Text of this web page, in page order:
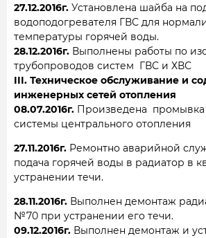
27.12.2016г. Установлена шайба на
водоподогревателя ГВС для
температуры горячей воды.
28.12.2016г. Выполнены работы по
трубопроводов систем ГВС и ХВС
III. Техническое обслуживание и
инженерных сетей отопления
08.07.2016г. Произведена промывка
системы центрального отопления
27.11.2016г. Ремонтно аварийной
подача горячей воды в радиатор в
устранении течи.
28.11.2016г. Выполнен демонтаж
№70 при устранении его течи.
09.12.2016г. Выполнен демонтаж и